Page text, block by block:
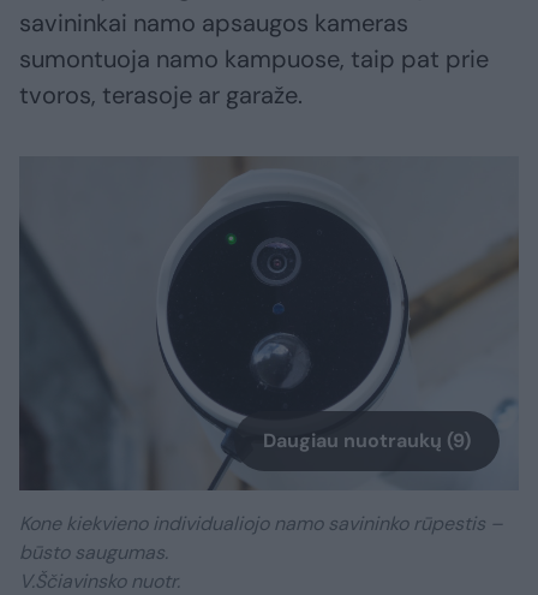
savininkai namo apsaugos kameras
sumontuoja namo kampuose, taip pat prie
tvoros, terasoje ar garaže.
Daugiau nuotraukų (9)
Kone kiekvieno individualiojo namo savininko rūpestis –
būsto saugumas.
V.Ščiavinsko nuotr.